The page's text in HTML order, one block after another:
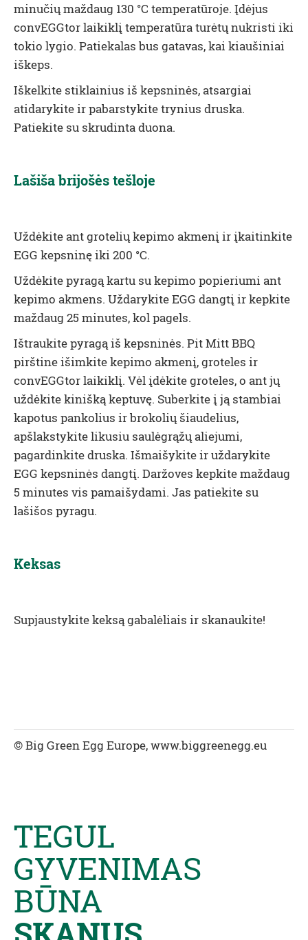
minučių maždaug 130 °C temperatūroje. Įdėjus
convEGGtorlaikiklį temperatūra turėtų nukristi iki
tokio lygio. Patiekalas bus gatavas, kai kiaušiniai
iškeps.
Iškelkite stiklainius iš kepsninės, atsargiai
atidarykite ir pabarstykite trynius druska.
Patiekite su skrudinta duona.
Lašiša brijošės tešloje
Uždėkite ant grotelių kepimo akmenį ir įkaitinkite
EGG kepsninę iki 200 °C.
Uždėkite pyragą kartu su kepimo popieriumi ant
kepimo akmens. Uždarykite EGG dangtį ir kepkite
maždaug 25 minutes, kol pagels.
Ištraukite pyragą iš kepsninės. Pit Mitt BBQ
pirštine išimkite kepimo akmenį, groteles ir
convEGGtorlaikiklį. Vėl įdėkite groteles, o ant jų
uždėkite kinišką keptuvę. Suberkite į ją stambiai
kapotus pankolius ir brokolių šiaudelius,
apšlakstykite likusiu saulėgrąžų aliejumi,
pagardinkite druska. Išmaišykite ir uždarykite
EGG kepsninės dangtį. Daržoves kepkite maždaug
5 minutes vis pamaišydami. Jas patiekite su
lašišos pyragu.
Keksas
Supjaustykite keksą gabalėliais ir skanaukite!
© Big Green Egg Europe, www.biggreenegg.eu
TEGUL
GYVENIMAS
BŪNA